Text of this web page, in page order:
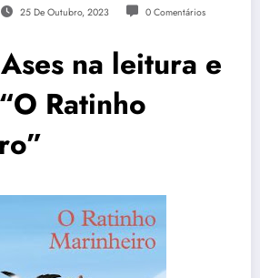
25 De Outubro, 2023 0 Comentários
na leitura e
Ratinho